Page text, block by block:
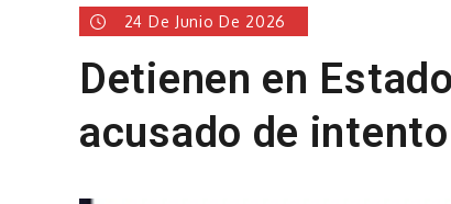
24 De Junio De 2026
Detienen en
acusado de